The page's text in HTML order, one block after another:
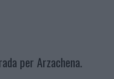
per Arzachena.